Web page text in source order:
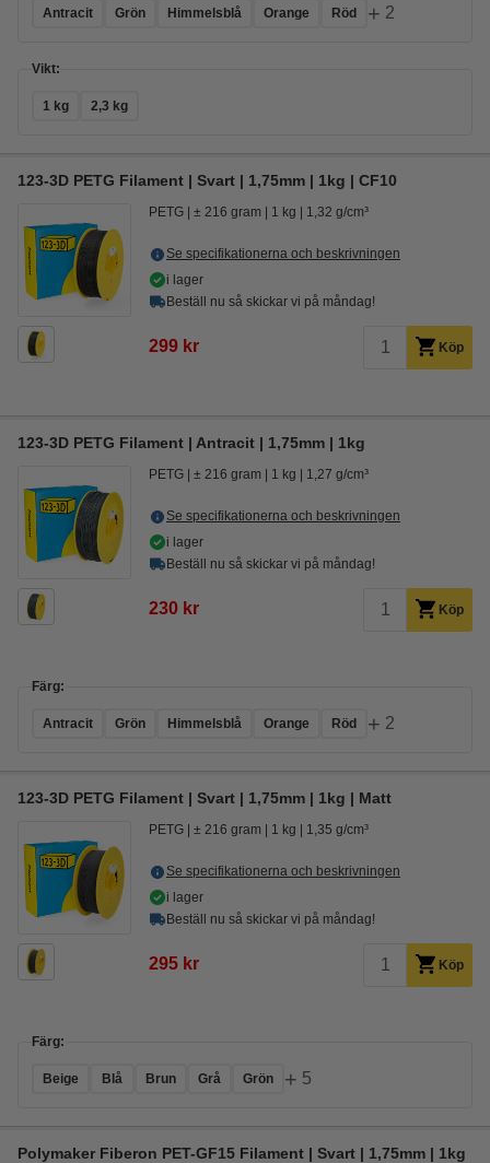
Antracit Grön Himmelsblå Orange Röd + 2
Vikt:
1 kg 2,3 kg
123-3D PETG Filament | Svart | 1,75mm | 1kg | CF10
PETG ± 216 gram 1 kg 1,32 g/cm³
Se specifikationerna och beskrivningen
i lager
Beställ nu så skickar vi på måndag!
299 kr Köp
123-3D PETG Filament | Antracit | 1,75mm | 1kg
PETG ± 216 gram 1 kg 1,27 g/cm³
Se specifikationerna och beskrivningen
i lager
Beställ nu så skickar vi på måndag!
230 kr Köp
Färg:
Antracit Grön Himmelsblå Orange Röd + 2
123-3D PETG Filament | Svart | 1,75mm | 1kg | Matt
PETG ± 216 gram 1 kg 1,35 g/cm³
Se specifikationerna och beskrivningen
i lager
Beställ nu så skickar vi på måndag!
295 kr Köp
Färg:
Beige Blå Brun Grå Grön + 5
Polymaker Fiberon PET-GF15 Filament | Svart | 1,75mm | 1kg